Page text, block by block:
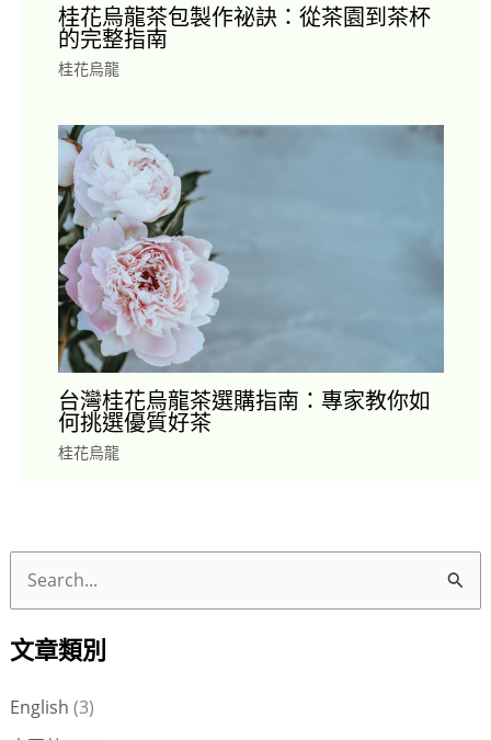
桂花烏龍茶包製作祕訣：從茶園到茶杯
的完整指南
桂花烏龍
台灣桂花烏龍茶選購指南：專家教你如
何挑選優質好茶
桂花烏龍
關
文章類別
English (3)